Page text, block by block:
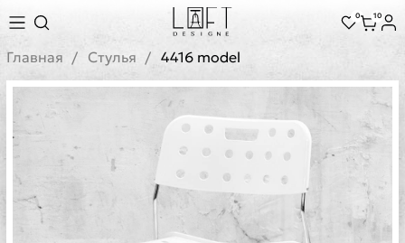
0 10
Главная Стулья 4416 model